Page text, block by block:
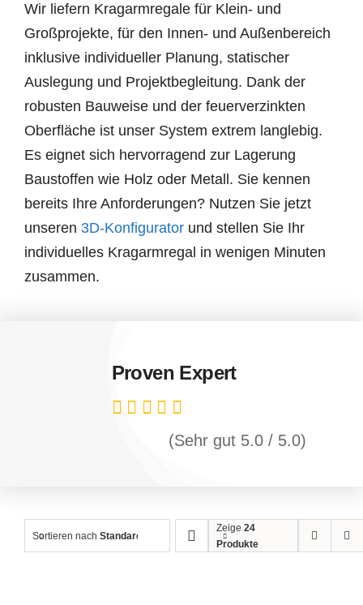
Wir liefern Kragarmregale für Klein- und
Großprojekte, für den Innen- und Außenbereich
inklusive individueller Planung, statischer
Auslegung und Projektbegleitung. Dank der
robusten Bauweise und der feuerverzinkten
Oberfläche ist unser System extrem langlebig.
Es eignet sich hervorragend zur Lagerung
Baustoffen wie Holz oder Metall. Sie kennen
bereits Ihre Anforderungen? Nutzen Sie jetzt
unseren 3D-Konfiguratorund stellen Sie Ihr
individuelles Kragarmregal in wenigen Minuten
zusammen.
Proven Expert
(Sehr gut 5.0 / 5.0)
Sortieren nach Standard
Zeige 24
Produkte